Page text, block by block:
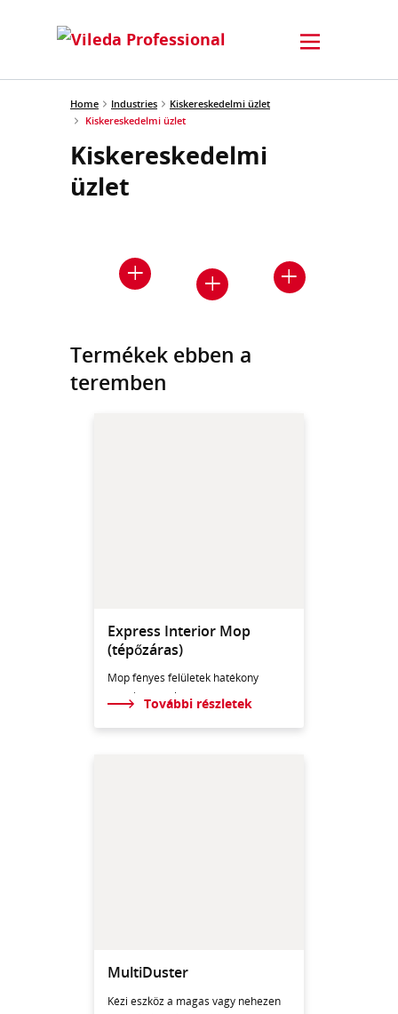
Home Industries
Kiskereskedelmi üzlet
Kiskereskedelmi üzlet
Kiskereskedelmi
üzlet
Termékek ebben a
teremben
Express Interior Mop
(tépőzáras)
Mop fényes felületek hatékony
megtisztításához.
További részletek
MultiDuster
Kézi eszköz a magas vagy nehezen